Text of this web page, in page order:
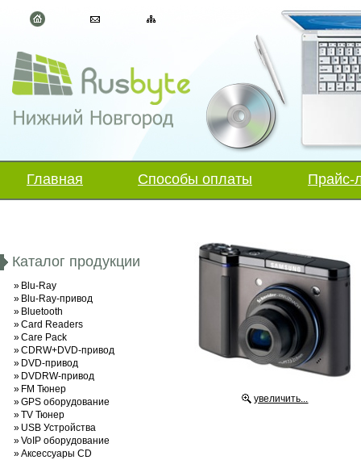
Главная Способы оплаты Прайс-
Каталог продукции
» Blu-Ray
» Blu-Ray-привод
» Bluetooth
»Card Readers
»Care Pack
»CDRW+DVD-привод
» DVD-привод
» DVDRW-привод
» FM Тюнер
»GPS оборудование
»TV Тюнер
» USB Устройства
»VoIP оборудование
»Аксессуары CD
увеличить...